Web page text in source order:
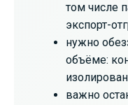
том числе
экспорт-
нужно
объёме:
важно